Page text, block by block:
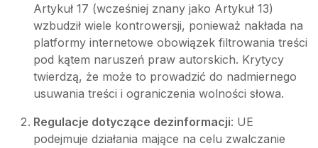
Artykuł 17 (wcześniej znany jako Artykuł 13)
wzbudził wiele kontrowersji, ponieważ nakłada na
platformy internetowe obowiązek filtrowania treści
pod kątem naruszeń praw autorskich. Krytycy
twierdzą, że może to prowadzić do nadmiernego
usuwania treści i ograniczenia wolności słowa.
Regulacje dotyczące dezinformacji: UE
podejmuje działania mające na celu zwalczanie